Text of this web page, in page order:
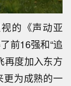
的《声动亚
前16强和“追
再度加入东方
更为成熟的一